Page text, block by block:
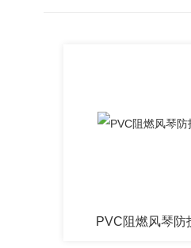
PVC阻燃风琴防护罩